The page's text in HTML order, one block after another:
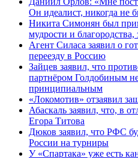
Он идеалист, никогда не
Никита Симонян был
мудрости и
Агент Силаса заявил о
переезду в Россию
Зайцев заявил, что
партнёром Голдобиным
принципиальным
«Локомотив» отзаявил
Абаскаль заявил, что, в
Егора Титова
Дюков заявил, что РФС
России на турниры
У «Спартака» уже есть